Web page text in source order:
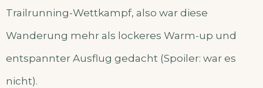
Trailrunning-Wettkampf, also war diese
Wanderung mehr als lockeres Warm-up und
entspannter Ausflug gedacht (Spoiler: war es
nicht).